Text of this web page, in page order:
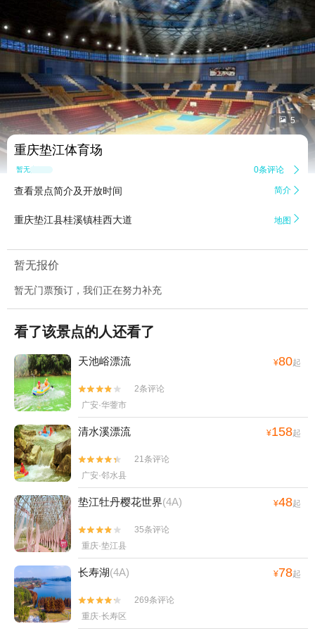
 5
重庆垫江体育场
暂无点评 0条评论 
查看景点简介及开放时间 简介 
重庆垫江县桂溪镇桂西大道 地图 
暂无报价
暂无门票预订，我们正在努力补充
看了该景点的人还看了
天池峪漂流 ¥80起


2条评论
广安·华蓥市
清水溪漂流 ¥158起


21条评论
广安·邻水县
垫江牡丹樱花世界(4A) ¥48起


35条评论
重庆·垫江县
长寿湖(4A) ¥78起


269条评论
重庆·长寿区